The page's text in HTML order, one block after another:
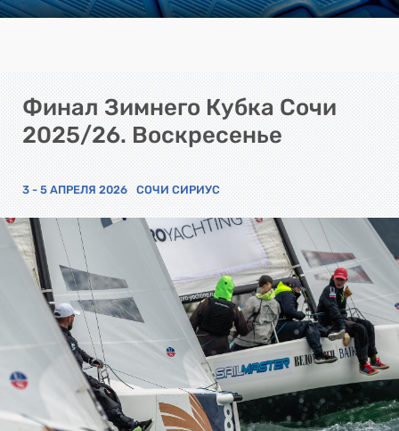
Финал Зимнего Кубка Сочи
2025/26. Воскресенье
3 - 5 АПРЕЛЯ 2026 СОЧИ СИРИУС